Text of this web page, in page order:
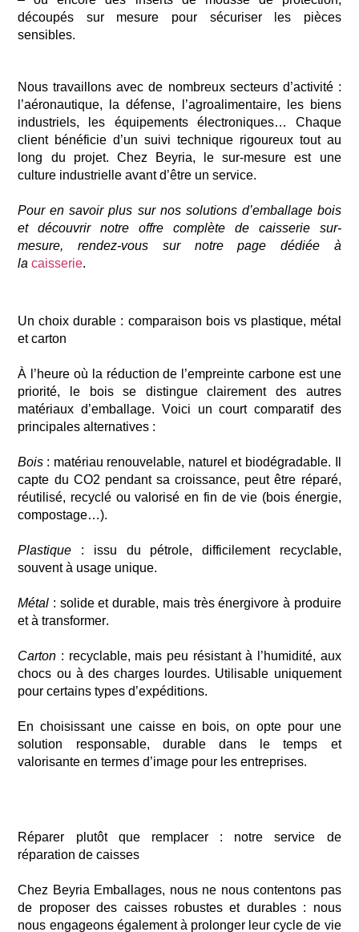
découpés sur mesure pour sécuriser les pièces
sensibles.
Nous travaillons avec de nombreux secteurs d’activité :
l’aéronautique, la défense, l’agroalimentaire, les biens
industriels,
les équipements électroniques… Chaque
client bénéficie d’un suivi technique rigoureuxtout au
long du projet. Chez Beyria, le sur-mesure est une
culture industrielle avant d’être un service.
Pour en savoir plus sur nos solutions d’emballage bois
et découvrir notre offre complète de caisserie sur-
mesure, rendez-vous sur notre page dédiée à
la caisserie.
Un choix durable : comparaison bois vs plastique, métal
et carton
À l’heure où la réduction de l’empreinte carbone est une
priorité, le bois se distingue clairement des autres
matériaux d’emballage. Voici un court comparatif des
principales alternatives :
Bois : matériau renouvelable, naturel et biodégradable. Il
capte du CO2 pendant sa croissance, peut être réparé,
réutilisé, recyclé ou valorisé en fin de vie (bois énergie,
compostage…).
Plastique
: issu du pétrole, difficilement recyclable,
souvent à usage unique.
Métal : solide et durable, mais très énergivore à produire
et à transformer.
Carton : recyclable, mais peu résistant à l’humidité, aux
chocs ou à des charges lourdes. Utilisable uniquement
pour certains types d’expéditions.
En choisissant une caisse en bois, on opte pour une
solution responsable, durable dans le temps et
valorisante en termes d’image pour les entreprises.
Réparer plutôt que remplacer : notre service de
réparation de caisses
Chez Beyria Emballages, nous ne nous contentons pas
de proposer des caisses robustes et durables : nous
nous engageons également à prolonger leur cycle de vie